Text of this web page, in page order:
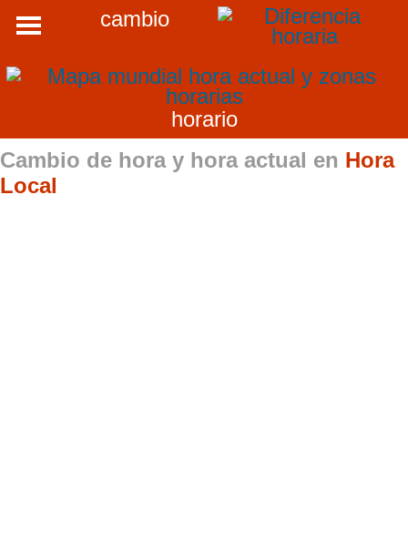
cambio
horario
Cambio de hora y hora actual en Hora
Local